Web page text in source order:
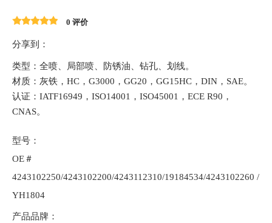
0 评价
分享到：
类型：全喷、局部喷、防锈油、钻孔、划线。
材质：灰铁，HC，G3000，GG20，GG15HC，DIN，SAE。
认证：IATF16949，ISO14001，ISO45001，ECE R90，
CNAS。
型号：
OE＃
4243102250/4243102200/4243112310/19184534/4243102260 /
YH1804
产品品牌：